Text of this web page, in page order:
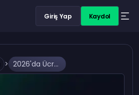
Giriş Yap Kaydol
> 2026'da Ücretsiz CS2 Skinleri Nasıl Kazanılır